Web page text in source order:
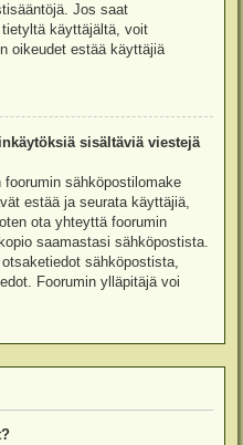
Jos saat
käyttäjältä, voit
oikeudet estää käyttäjiä
sisältäviä viestejä
sähköpostilomake
estää ja seurata käyttäjiä,
ota yhteyttä foorumin
saamastasi sähköpostista.
sähköpostista,
Foorumin ylläpitäjä voi